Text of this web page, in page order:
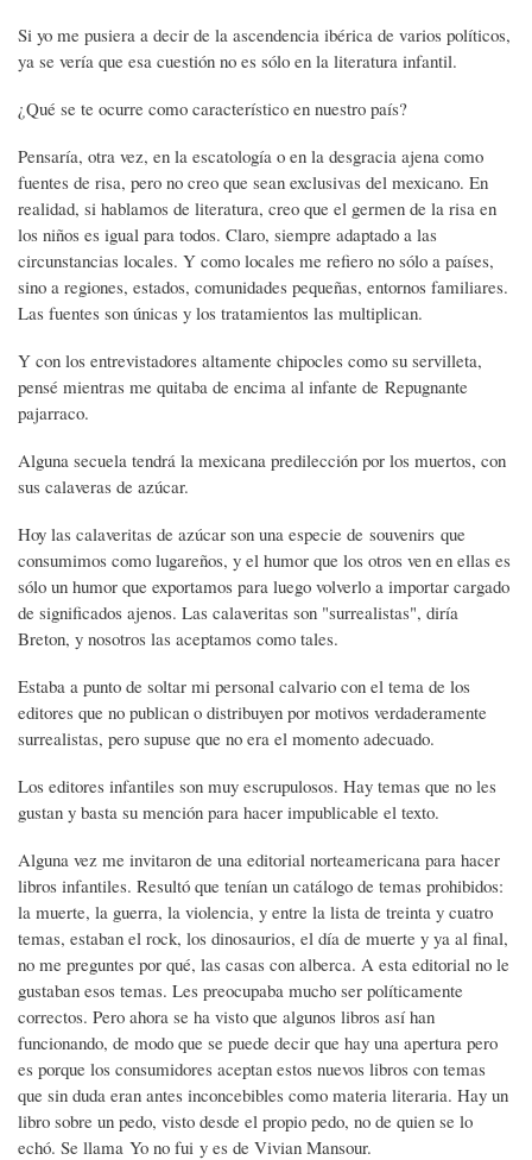
Si yo me pusiera a decir de la ascendencia ibérica de varios políticos,
ya se vería que esa cuestión no es sólo en la literatura infantil.
¿Qué se te ocurre como característico en nuestro país?
Pensaría, otra vez, en la escatología o en la desgracia ajena como
fuentes de risa, pero no creo que sean exclusivas del mexicano. En
realidad, si hablamos de literatura, creo que el germen de la risa en
los niños es igual para todos. Claro, siempre adaptado a las
circunstancias locales. Y como locales me refiero no sólo a países,
sino a regiones, estados, comunidades pequeñas, entornos familiares.
Las fuentes son únicas y los tratamientos las multiplican.
Y con los entrevistadores altamente chipocles como su servilleta,
pensé mientras me quitaba de encima al infante de Repugnante
pajarraco.
Alguna secuela tendrá la mexicana predilección por los muertos, con
sus calaveras de azúcar.
Hoy las calaveritas de azúcar son una especie de souvenirs que
consumimos como lugareños, y el humor que los otros ven en ellas es
sólo un humor que exportamos para luego volverlo a importar cargado
de significados ajenos. Las calaveritas son "surrealistas", diría
Breton, y nosotros las aceptamos como tales.
Estaba a punto de soltar mi personal calvario con el tema de los
editores que no publican o distribuyen por motivos verdaderamente
surrealistas, pero supuse que no era el momento adecuado.
Los editores infantiles son muy escrupulosos. Hay temas que no les
gustan y basta su mención para hacer impublicable el texto.
Alguna vez me invitaron de una editorial norteamericana para hacer
libros infantiles. Resultó que tenían un catálogo de temas prohibidos:
la muerte, la guerra, la violencia, y entre la lista de treinta y cuatro
temas, estaban el rock, los dinosaurios, el día de muerte y ya al final,
no me preguntes por qué, las casas con alberca. A esta editorial no le
gustaban esos temas. Les preocupaba mucho ser políticamente
correctos. Pero ahora se ha visto que algunos libros así han
funcionando, de modo que se puede decir que hay una apertura pero
es porque los consumidores aceptan estos nuevos libros con temas
que sin duda eran antes inconcebibles como materia literaria. Hay un
libro sobre un pedo, visto desde el propio pedo, no de quien se lo
echó. Se llama Yo no fui y es de Vivian Mansour.